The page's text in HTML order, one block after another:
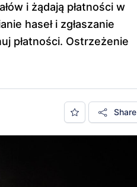
i żądają płatności w
haseł i zgłaszanie
płatności. Ostrzeżenie
Share